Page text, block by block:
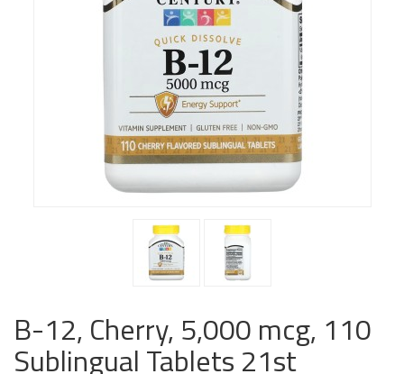
B-12, Cherry, 5,000 mcg, 110
Sublingual Tablets 21st